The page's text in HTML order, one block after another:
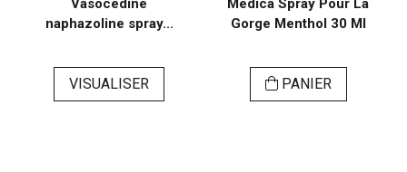
Vasocedine
naphazoline spray...
VISUALISER
Medica Spray Pour La
Gorge Menthol 30 Ml
PANIER